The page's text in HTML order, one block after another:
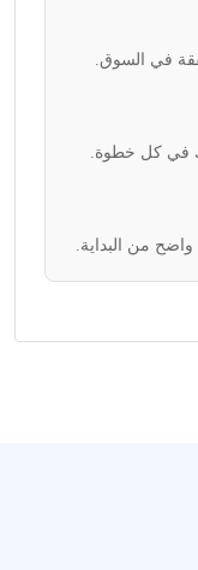
في السوق.
في كل خطوة.
من البداية.